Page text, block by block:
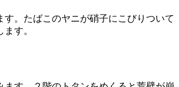
。たばこのヤニが硝子にこびりついて
す。